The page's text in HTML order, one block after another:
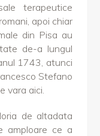
terapeutice
apoi chiar
din Pisa au
de-a lungul
1743, atunci
Stefano
vara aici.
de altadata
amploare ce a